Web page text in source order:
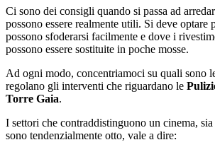
Ci sono dei consigli quando si passa ad
possono essere realmente utili. Si deve optare
possono sfoderarsi facilmente e dove i
possono essere sostituite in poche mosse.
Ad ogni modo, concentriamoci su quali sono
regolano gli interventi che riguardano le
Torre Gaia.
I settori che contraddistinguono un cinema,
sono tendenzialmente otto, vale a dire: